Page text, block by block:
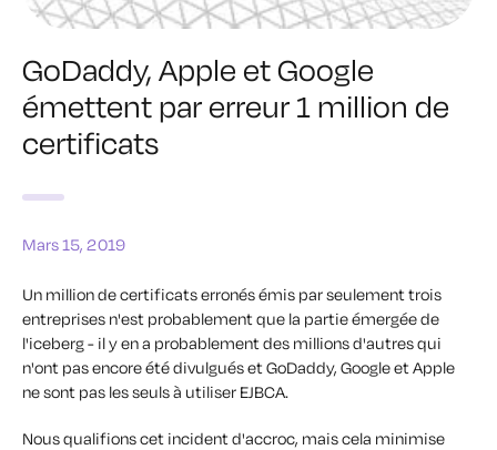
GoDaddy, Apple et Google
émettent par erreur 1 million de
certificats
Mars 15, 2019
Un million de certificats erronés émis par seulement trois
entreprises n'est probablement que la partie émergée de
l'iceberg - il y en a probablement des millions d'autres qui
n'ont pas encore été divulgués et GoDaddy, Google et Apple
ne sont pas les seuls à utiliser EJBCA.
Nous qualifions cet incident d'accroc, mais cela minimise